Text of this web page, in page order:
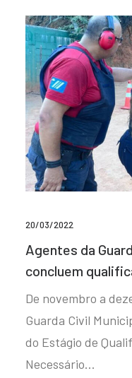
20/03/2022
Agentes da
concluem
De novembro a
Guarda Civil
do Estágio de
Necessário…